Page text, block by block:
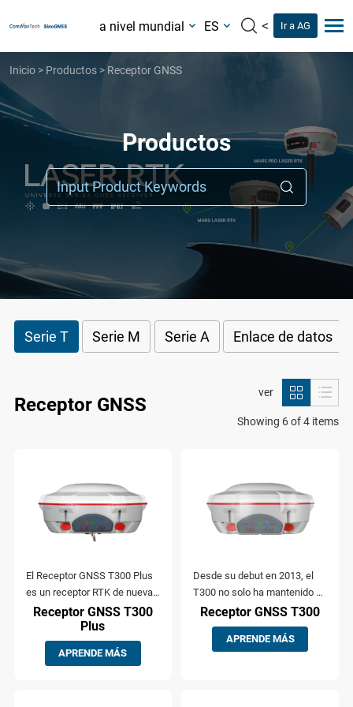
a nivel mundial ES < Ir a AG
Inicio > Productos > Receptor GNSS
Productos
Serie T Serie M Serie A Enlace de datos
Receptor GNSS
ver
Showing 6 of 4 items
Receptor GNSS T300
Plus
El Receptor GNSS T300 Plus
es un receptor RTK de nueva
generación que cuenta con
seguimiento de
constelaciones completas,
compensación de inclinación
APRENDE MÁS
Receptor GNSS T300
Desde su debut en 2013, el
T300 no solo ha mantenido su
diseño icónico, sino que
también ha evolucionado
constantemente para
APRENDE MÁS